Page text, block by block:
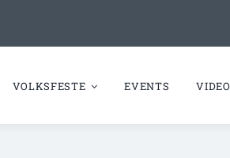
VOLKSFESTE EVENTS VIDEO